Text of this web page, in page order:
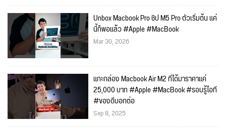
Unbox Macbook Pro ชิป M5 Pro ตัวเริ่มต้น แค่
นี้ก็พอแล้ว #Apple #MacBook
Mar 30, 2026
แกะกล่อง Macbook Air M2 ที่ได้มาราคาแค่
25,000 บาท #Apple #MacBook #รอบรู้ไอที
#ของดีบอกต่อ
Sep 8, 2025